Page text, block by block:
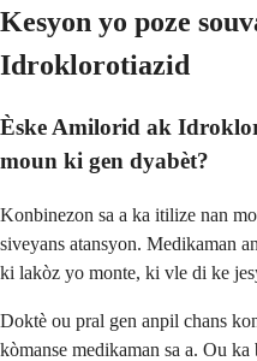
Kesyon yo poze
Idroklorotiazid
Èske Amilorid ak
moun ki gen dyabèt?
Konbinezon sa a ka itilize nan
siveyans atansyon. Medikaman
ki lakòz yo monte, ki vle di ke
Doktè ou pral gen anpil chans
kòmanse medikaman sa a. Ou